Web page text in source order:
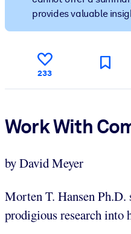
Обогатите корпоративную
Для ИИ-систем
Используйте надежные
результатов ваших ИИ-
provides valuable
233
Work With
by David Meyer
Morten T. Hansen Ph.D.
prodigious research into